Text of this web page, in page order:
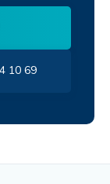
10 69